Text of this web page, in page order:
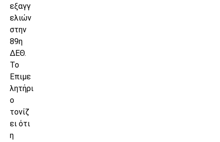
εξαγγ
ελιών
στην
89η
ΔΕΘ.
Το
Επιμε
λητήρι
ο
τονίζ
ει ότι
η